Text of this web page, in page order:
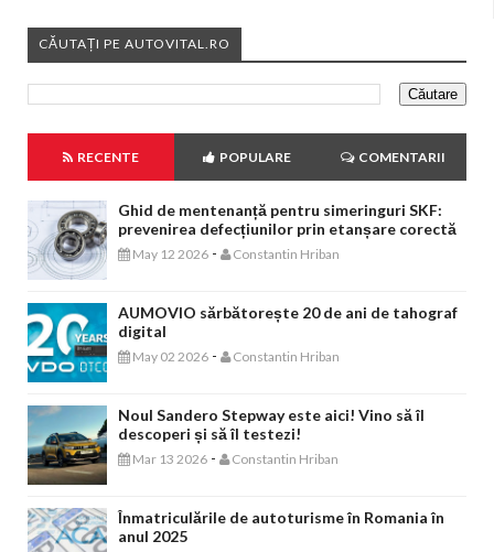
CĂUTAȚI PE AUTOVITAL.RO
RECENTE POPULARE COMENTARII
Ghid de mentenanță pentru simeringuri SKF:
prevenirea defecțiunilor prin etanșare corectă
May 12 2026 - Constantin Hriban
AUMOVIO sărbătorește 20 de ani de tahograf
digital
May 02 2026 - Constantin Hriban
Noul Sandero Stepway este aici! Vino să îl
descoperi și să îl testezi!
Mar 13 2026 - Constantin Hriban
Înmatriculările de autoturisme în Romania în
anul 2025